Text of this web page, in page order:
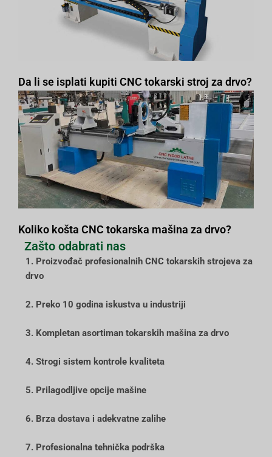
Da li se isplati kupiti CNC tokarski stroj za drvo?
Koliko košta CNC tokarska mašina za drvo?
Zašto odabrati nas
1. Proizvođač profesionalnih CNC tokarskih strojeva za
drvo
2. Preko 10 godina iskustva u industriji
3. Kompletan asortiman tokarskih mašina za drvo
4. Strogi sistem kontrole kvaliteta
5. Prilagodljive opcije mašine
6. Brza dostava i adekvatne zalihe
7. Profesionalna tehnička podrška